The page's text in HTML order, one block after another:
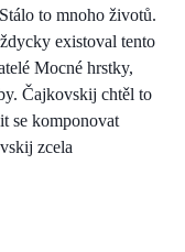
to mnoho životů.
existoval tento
Mocné hrstky,
Čajkovskij chtěl to
se komponovat
zcela